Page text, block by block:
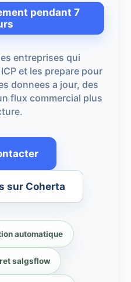
pendant 7
entreprises qui
et les prepare pour
donnees a jour, des
flux commercial plus
sur Coherta
automatique
salgsflow